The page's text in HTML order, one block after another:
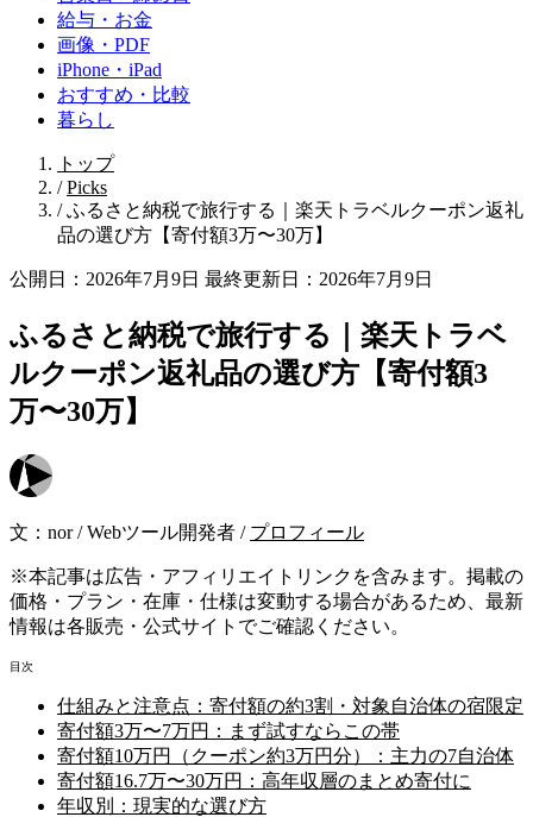
給与・お金
画像・PDF
iPhone・iPad
おすすめ・比較
暮らし
トップ
/ Picks
/ ふるさと納税で旅行する｜楽天トラベルクーポン返礼
品の選び方【寄付額3万〜30万】
公開日：2026年7月9日 最終更新日：2026年7月9日
ふるさと納税で旅行する｜楽天トラベ
ルクーポン返礼品の選び方【寄付額3
万〜30万】
文： nor /Webツール開発者 / プロフィール
※本記事は広告・アフィリエイトリンクを含みます。掲載の
価格・プラン・在庫・仕様は変動する場合があるため、最新
情報は各販売・公式サイトでご確認ください。
目次
仕組みと注意点：寄付額の約3割・対象自治体の宿限定
寄付額3万〜7万円：まず試すならこの帯
寄付額10万円（クーポン約3万円分）：主力の7自治体
寄付額16.7万〜30万円：高年収層のまとめ寄付に
年収別：現実的な選び方